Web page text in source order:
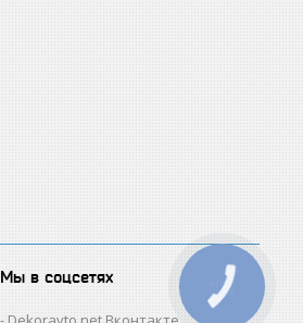
Мы в соцсетях
КНОПКА
ЗВ'ЯЗКУ